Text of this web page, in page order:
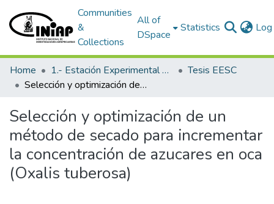
Communities
&
Collections
All of
DSpace
Statistics
Home 1.- Estación Experimental Santa Catalina
Tesis EESC
Selección y optimización de un método de secado para incrementar la concentración de azucares en oca (Oxalis tuberosa)
Selección y optimización de un
método de secado para incrementar
la concentración de azucares en oca
(Oxalis tuberosa)